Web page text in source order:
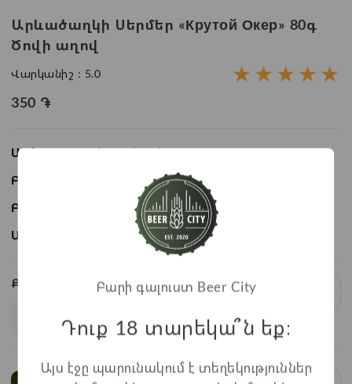
Արևածաղկի Սերմեր «Крутой Окер» 80գ
Ծովի աղով
Վարկանիշ : 5.0 ★
★
★
★
★
350 ֏
Առկայություն: Առկա է
Բաժնի անվանում:
Սերմեր
Բրենդ:
Крутой Окер
Ապրանքի ID:
BC08386
Քանակ:
1
Բարի գալուստ Beer City
Դուք 18 տարեկա՞ն եք։
Այս էջը պարունակում է տեղեկություններ